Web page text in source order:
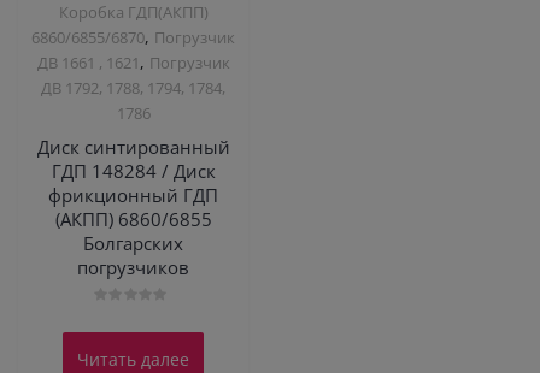
Коробка ГДП(АКПП)
6860/6855/6870, Погрузчик
ДВ 1661 , 1621, Погрузчик
ДВ 1792, 1788, 1794, 1784,
1786
Диск синтированный
ГДП 148284 / Диск
фрикционный ГДП
(АКПП) 6860/6855
Болгарских
погрузчиков
0
5
Читать далее